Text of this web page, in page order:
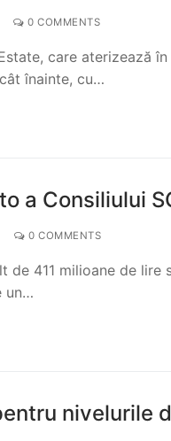
0 COMMENTS
care aterizează
înainte, cu…
a Consiliului
0 COMMENTS
de 411 milioane de
un…
nivelurile